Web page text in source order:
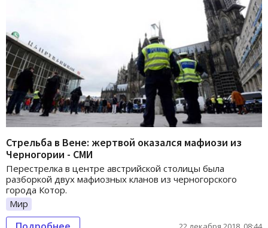
Стрельба в Вене: жертвой оказался мафиози из
Черногории - СМИ
Перестрелка в центре австрийской столицы была
разборкой двух мафиозных кланов из черногорского
города Котор.
Мир